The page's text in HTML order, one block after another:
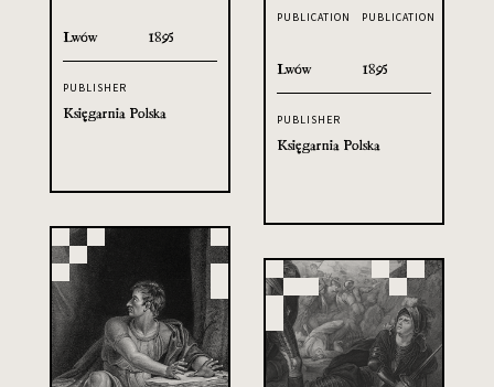
Lwów 1895
PUBLISHER
Księgarnia Polska
PUBLICATION
Lwów
PUBLICATION
1895
PUBLISHER
Księgarnia Polska